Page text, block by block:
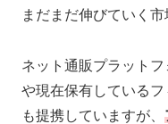
まだまだ伸びていく市
ネット通販プラット
や現在保有している
も提携していますが、